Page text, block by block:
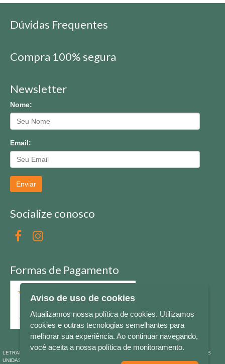
Dúvidas Frequentes
Compra 100% segura
Newsletter
Nome:
Email:
Enviar
Socialize conosco
Formas de Pagamento
LETRAS & CIA - CNPJ n° 88.587.548/0001-20 - Térreo Bourbon Shopping - AV. NAÇÕES
UNIDAS , 2001 - Lojas 1064/1065 - RIO BRANCO - - NOVO HAMBURGO - RS
Aviso de uso de cookies
Atualizamos nossa política de cookies. Utilizamos
cookies e outras tecnologias semelhantes para
melhorar sua experiência. Ao continuar navegando,
você aceita a nossa política de monitoramento.